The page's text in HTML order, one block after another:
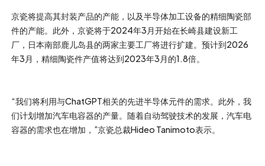
京瓷将提高其封装产品的产能，以及半导体加工设备的精细陶瓷部
件的产能。此外，京瓷将于2024年3月开始在长崎县建设新工
厂，日本南部鹿儿岛县的两家主要工厂将进行扩建。预计到2026
年3月，精细陶瓷件产值将达到2023年3月的1.8倍。
“我们将利用与ChatGPT相关的先进半导体元件的需求。此外，我
们计划增加汽车电容器的产量。随着自动驾驶技术的发展，汽车电
容器的需求也在增加，”京瓷总裁Hideo Tanimoto表示。